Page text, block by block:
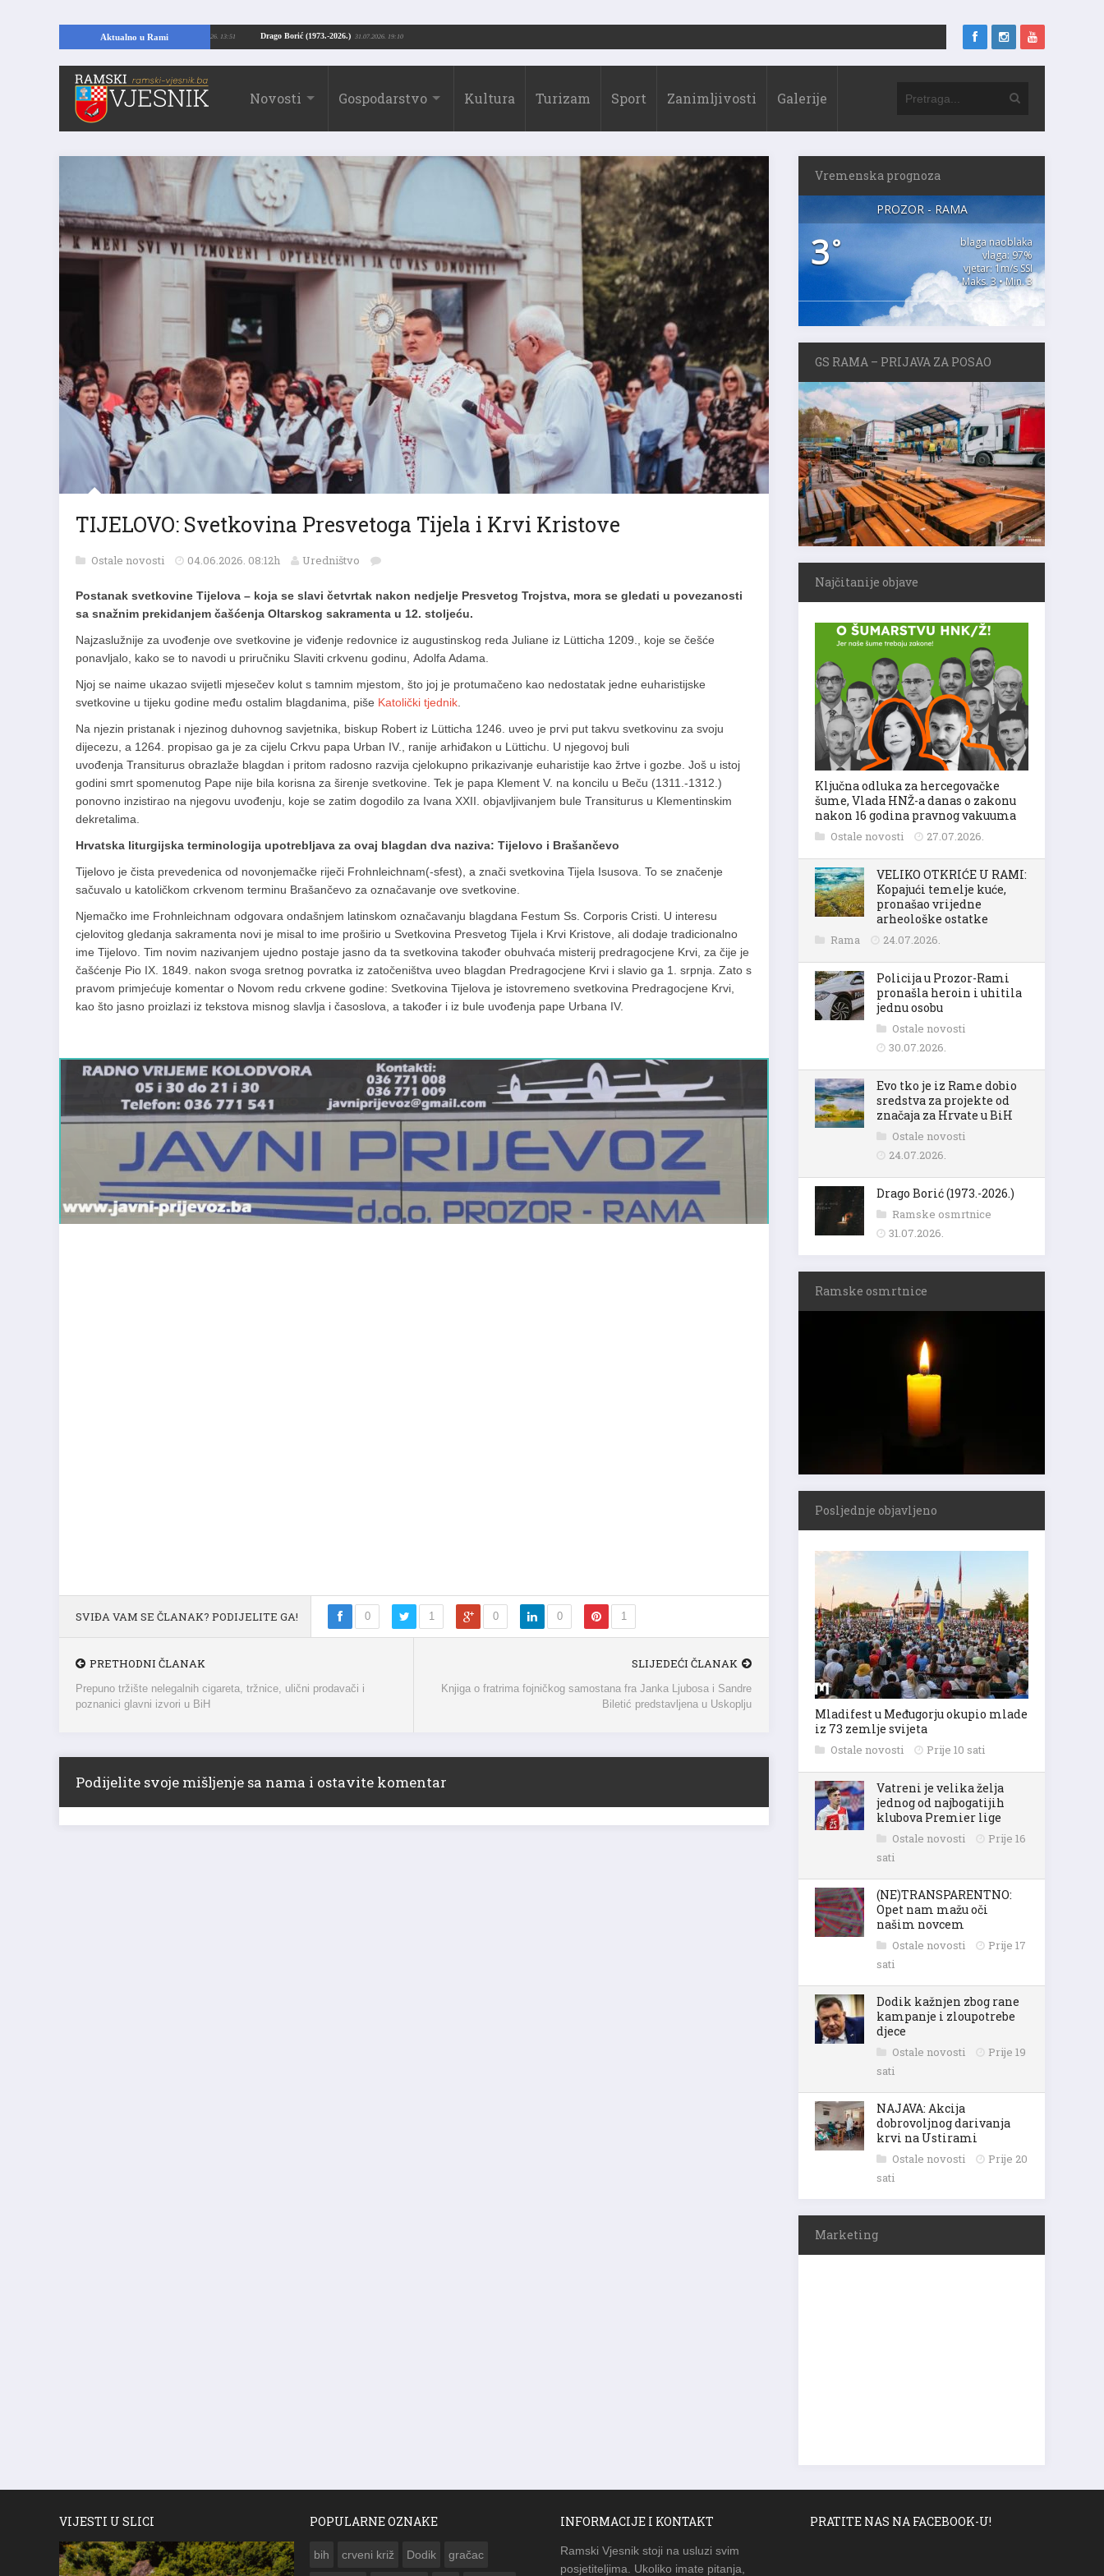
Aktualno u Rami Drago Borić (1973.-2026.) 31.07.2026. 19:10
Kopajući temelje kuće, pronašao vrijedne arheološke ostatke 24.07.2026. 13:51
Novosti Gospodarstvo Kultura Turizam Sport Zanimljivosti Galerije
TIJELOVO: Svetkovina Presvetoga Tijela i Krvi Kristove
Ostale novosti 04.06.2026. 08:12h Uredništvo
Postanak svetkovine Tijelova – koja se slavi četvrtak nakon nedjelje Presvetog Trojstva, mora se gledati u povezanosti
sa snažnim prekidanjem čašćenja Oltarskog sakramenta u 12. stoljeću.
Najzaslužnije za uvođenje ove svetkovine je viđenje redovnice iz augustinskog reda Juliane iz Lütticha 1209., koje se češće
ponavljalo, kako se to navodi u priručniku Slaviti crkvenu godinu, Adolfa Adama.
Njoj se naime ukazao svijetli mjesečev kolut s tamnim mjestom, što joj je protumačeno kao nedostatak jedne euharistijske
svetkovine u tijeku godine među ostalim blagdanima, piše Katolički tjednik
Na njezin pristanak i njezinog duhovnog savjetnika, biskup Robert iz Lütticha 1246. uveo je prvi put takvu svetkovinu za svoju
dijecezu, a 1264. propisao ga je za cijelu Crkvu papa Urban IV., ranije arhiđakon u Lüttichu. U njegovoj buli
uvođenja Transiturus obrazlaže blagdan i pritom radosno razvija cjelokupno prikazivanje euharistije kao žrtve i gozbe. Još u istoj
godini smrt spomenutog Pape nije bila korisna za širenje svetkovine. Tek je papa Klement V. na koncilu u Beču (1311.-1312.)
ponovno inzistirao na njegovu uvođenju, koje se zatim dogodilo za Ivana XXII. objavljivanjem bule Transiturus u Klementinskim
dekretalima.
Hrvatska liturgijska terminologija upotrebljava za ovaj blagdan dva naziva: Tijelovo i Brašančevo
Tijelovo je čista prevedenica od novonjemačke riječi Frohnleichnam(-sfest), a znači svetkovina Tijela Isusova. To se značenje
sačuvalo u katoličkom crkvenom terminu Brašančevo za označavanje ove svetkovine.
Njemačko ime Frohnleichnam odgovara ondašnjem latinskom označavanju blagdana Festum Ss. Corporis Cristi. U interesu
cjelovitog gledanja sakramenta novi je misal to ime proširio u Svetkovina Presvetog Tijela i Krvi Kristove, ali dodaje tradicionalno
ime Tijelovo. Tim novim nazivanjem ujedno postaje jasno da ta svetkovina također obuhvaća misterij predragocjene Krvi, za čije je
čašćenje Pio IX. 1849. nakon svoga sretnog povratka iz zatočeništva uveo blagdan Predragocjene Krvi i slavio ga 1. srpnja. Zato s
pravom primjećuje komentar o Novom redu crkvene godine: Svetkovina Tijelova je istovremeno svetkovina Predragocjene Krvi,
kao što jasno proizlazi iz tekstova misnog slavlja i časoslova, a također i iz bule uvođenja pape Urbana IV.
SVIĐA VAM SE ČLANAK? PODIJELITE GA! 0 1 0 0 1
PRETHODNI ČLANAK
Prepuno tržište nelegalnih cigareta, tržnice, ulični prodavači i
poznanici glavni izvori u BiH
SLIJEDEĆI ČLANAK
Knjiga o fratrima fojničkog samostana fra Janka Ljubosa i Sandre
Biletić predstavljena u Uskoplju
Podijelite svoje mišljenje sa nama i ostavite komentar
Vremenska prognoza
PROZOR - RAMA
3°
blaga naoblaka
vlaga: 97%
vjetar: 1m/s SSI
Maks. 3 • Min. 3
GS RAMA – PRIJAVA ZA POSAO
Najčitanije objave
Ključna odluka za hercegovačke
šume, Vlada HNŽ-a danas o zakonu
nakon 16 godina pravnog vakuuma
Ostale novosti 27.07.2026.
VELIKO OTKRIĆE U RAMI:
Kopajući temelje kuće,
pronašao vrijedne
arheološke ostatke
Rama 24.07.2026.
Policija u Prozor-Rami
pronašla heroin i uhitila
jednu osobu
Ostale novosti
30.07.2026.
Evo tko je iz Rame dobio
sredstva za projekte od
značaja za Hrvate u BiH
Ostale novosti
24.07.2026.
Drago Borić (1973.-2026.)
Ramske osmrtnice
31.07.2026.
Ramske osmrtnice
Posljednje objavljeno
Mladifest u Međugorju okupio mlade
iz 73 zemlje svijeta
Ostale novosti Prije 10 sati
Vatreni je velika želja
jednog od najbogatijih
klubova Premier lige
Ostale novosti
Prije 16
sati
(NE)TRANSPARENTNO:
Opet nam mažu oči
našim novcem
Ostale novosti
Prije 17
sati
Dodik kažnjen zbog rane
kampanje i zloupotrebe
djece
Ostale novosti
Prije 19
sati
NAJAVA: Akcija
dobrovoljnog darivanja
krvi na Ustirami
Ostale novosti
Prije 20
sati
Marketing
VIJESTI U SLICI POPULARNE OZNAKE
bih crveni križ Dodik gračac
INFORMACIJE I KONTAKT
Ramski Vjesnik stoji na usluzi svim
posjetiteljima. Ukoliko imate pitanja,
PRATITE NAS NA FACEBOOK-U!